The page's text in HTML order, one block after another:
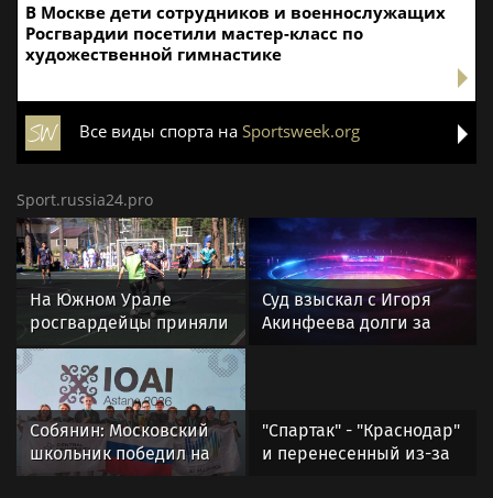
В Москве дети сотрудников и военнослужащих
Росгвардии посетили мастер-класс по
художественной гимнастике
Все виды спорта на Sportsweek.org
Sport.russia24.pro
На Южном Урале
росгвардейцы приняли
участие в спортивных
состязаниях,
приуроченных ко Дню
физкультурника
Суд взыскал с Игоря
Акинфеева долги за
Собянин: Московский
школьник победил на
олимпиаде по
"Спартак" - "Краснодар"
и перенесенный из-за